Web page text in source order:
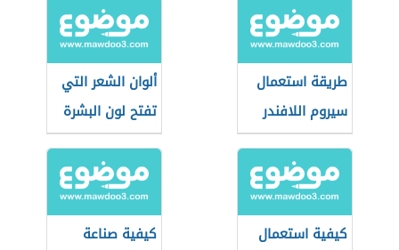
طريقة استعمال
سيروم اللافندر
للشعر
ألوان الشعر التي
تفتح لون البشرة
كيفية استعمال
كيفية صناعة